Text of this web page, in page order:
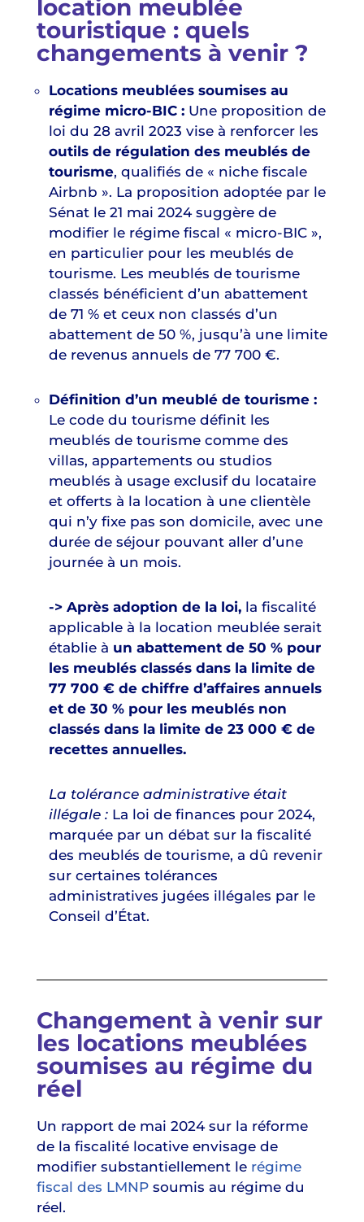
location meublée
touristique : quels
changements à venir ?
Locations meublées soumises au
régime micro-BIC : Une proposition de
loi du 28 avril 2023 vise à renforcer les
outils de régulation des meublés de
tourisme, qualifiés de « niche fiscale
Airbnb ». La proposition adoptée par le
Sénat le 21 mai 2024 suggère de
modifier le régime fiscal « micro-BIC »,
en particulier pour les meublés de
tourisme. Les meublés de tourisme
classés bénéficient d’un abattement
de 71 % et ceux non classés d’un
abattement de 50 %, jusqu’à une limite
de revenus annuels de 77 700 €.
Définition d’un meublé de tourisme :
Le code du tourisme définit les
meublés de tourisme comme des
villas, appartements ou studios
meublés à usage exclusif du locataire
et offerts à la location à une clientèle
qui n’y fixe pas son domicile, avec une
durée de séjour pouvant aller d’une
journée à un mois.
-> Après adoption de la loi, la fiscalité
applicable à la location meublée serait
établie à un abattement de 50 % pour
les meublés classés dans la limite de
77 700 € de chiffre d’affaires annuels
et de 30 % pour les meublés non
classés dans la limite de 23 000 € de
recettes annuelles.
La tolérance administrative était
illégale : La loi de finances pour 2024,
marquée par un débat sur la fiscalité
des meublés de tourisme, a dû revenir
sur certaines tolérances
administratives jugées illégales par le
Conseil d’État.
Changement à venir sur
les locations meublées
soumises au régime du
réel
Un rapport de mai 2024 sur la réforme
de la fiscalité locative envisage de
modifier substantiellement le régime
fiscal des LMNP soumis au régime du
réel.